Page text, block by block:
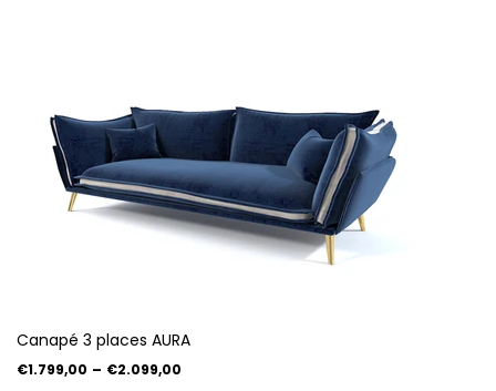
Canapé 3 places AURA
€1.799,00 – €2.099,00